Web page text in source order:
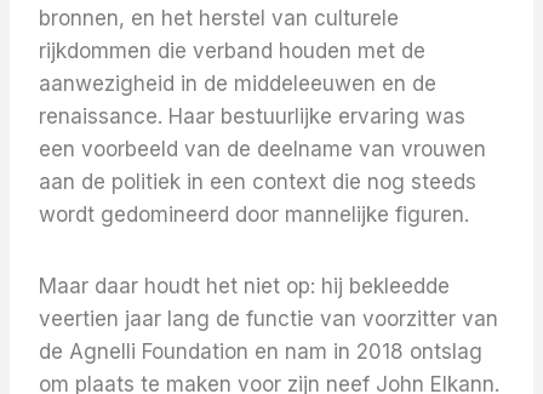
bronnen, en het herstel van culturele
rijkdommen die verband houden met de
aanwezigheid in de middeleeuwen en de
renaissance. Haar bestuurlijke ervaring was
een voorbeeld van de deelname van vrouwen
aan de politiek in een context die nog steeds
wordt gedomineerd door mannelijke figuren.
Maar daar houdt het niet op: hij bekleedde
veertien jaar lang de functie van voorzitter van
de Agnelli Foundation en nam in 2018 ontslag
om plaats te maken voor zijn neef John Elkann.